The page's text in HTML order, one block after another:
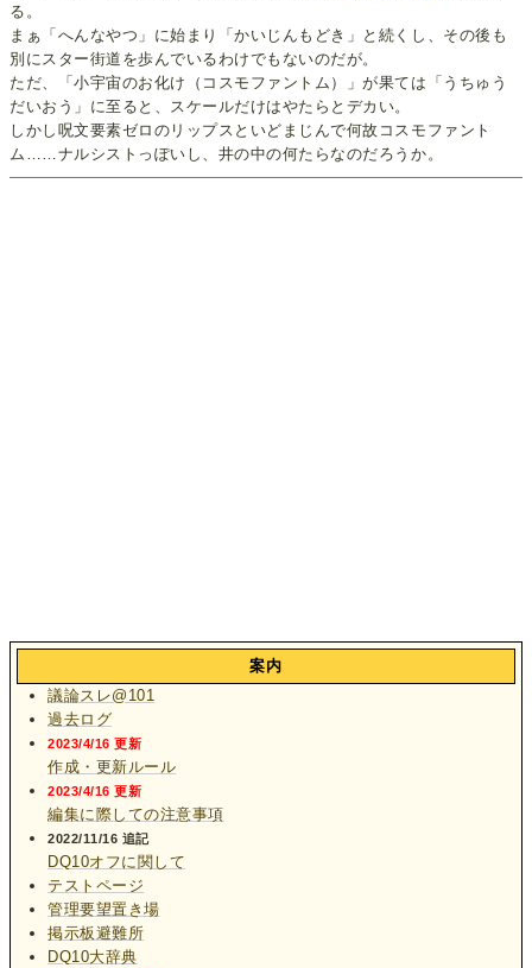
る。
まぁ「へんなやつ」に始まり「かいじんもどき」と続くし、その後も
別にスター街道を歩んでいるわけでもないのだが。
ただ、「小宇宙のお化け（コスモファントム）」が果ては「うちゅう
だいおう」に至ると、スケールだけはやたらとデカい。
しかし呪文要素ゼロのリップスといどまじんで何故コスモファント
ム……ナルシストっぽいし、井の中の何たらなのだろうか。
案内
議論スレ@101
過去ログ
2023/4/16 更新
作成・更新ルール
2023/4/16 更新
編集に際しての注意事項
2022/11/16 追記
DQ10オフに関して
テストページ
管理要望置き場
掲示板避難所
DQ10大辞典